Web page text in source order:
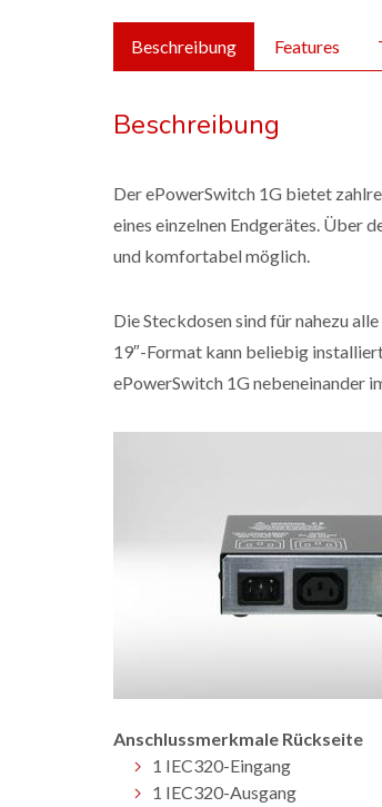
Beschreibung Features
Beschreibung
Der ePowerSwitch 1G bietet
eines einzelnen Endgerätes. Über
und komfortabel möglich.
Die Steckdosen sind für nahezu
19″-Format kann beliebig
ePowerSwitch 1G nebeneinander
Anschlussmerkmale Rückseite
1 IEC320-Eingang
1 IEC320-Ausgang